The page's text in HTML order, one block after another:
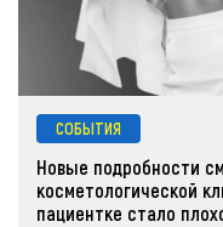
СОБЫТИЯ
Новые подробности
косметологической
пациентке стало